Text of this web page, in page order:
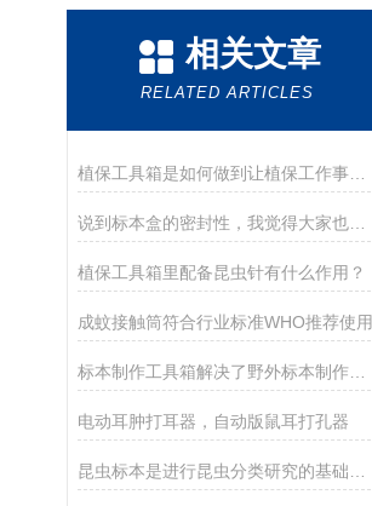
相关文章
RELATED ARTICLES
植保工具箱是如何做到让植保工作事半功倍的
说到标本盒的密封性，我觉得大家也不要太过在意
植保工具箱里配备昆虫针有什么作用？
成蚊接触筒符合行业标准WHO推荐使用
标本制作工具箱解决了野外标本制作的燃眉之急
电动耳肿打耳器，自动版鼠耳打孔器